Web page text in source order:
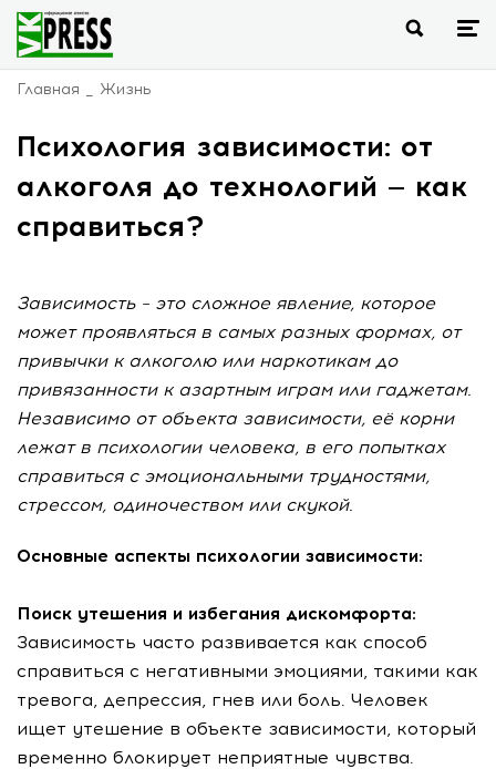
Главная Жизнь
Психология зависимости: от
алкоголя до технологий — как
справиться?
Зависимость – это сложное явление, которое
может проявляться в самых разных формах, от
привычки к алкоголю или наркотикам до
привязанности к азартным играм или гаджетам.
Независимо от объекта зависимости, её корни
лежат в психологии человека, в его попытках
справиться с эмоциональными трудностями,
стрессом, одиночеством или скукой.
Основные аспекты психологии зависимости:
Поиск утешения и избегания дискомфорта:
Зависимость часто развивается как способ
справиться с негативными эмоциями, такими как
тревога, депрессия, гнев или боль. Человек
ищет утешение в объекте зависимости, который
временно блокирует неприятные чувства.